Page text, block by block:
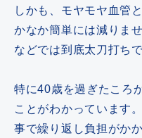
しかも、モヤモヤ血管
かなか簡単には減りま
などでは到底太刀打ち
特に40歳を過ぎたころ
ことがわかっています
事で繰り返し負担がか